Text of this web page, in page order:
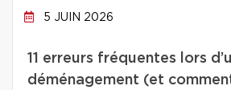
5 JUIN 2026
11 erreurs fréquentes lors
déménagement (et